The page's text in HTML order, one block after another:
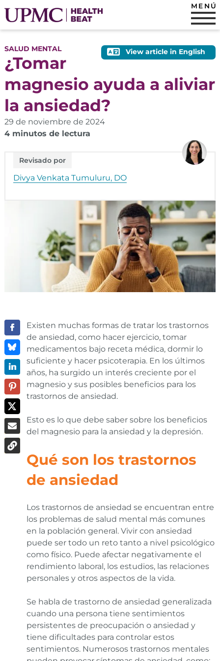
MENÚ
View article in English
SALUD MENTAL
¿Tomar
magnesio ayuda a aliviar
la ansiedad?
29 de noviembre de 2024
4 minutos de lectura
Revisado por
Divya Venkata Tumuluru, DO
Existen muchas formas de tratar los trastornos
de ansiedad, como hacer ejercicio, tomar
medicamentos bajo receta médica, dormir lo
suficiente y hacer psicoterapia. En los últimos
años, ha surgido un interés creciente por el
magnesio y sus posibles beneficios para los
trastornos de ansiedad.
Esto es lo que debe saber sobre los beneficios
del magnesio para la ansiedad y la depresión.
Qué son los trastornos
de ansiedad
Los trastornos de ansiedad se encuentran entre
los problemas de salud mental más comunes
en la población general. Vivir con ansiedad
puede ser todo un reto tanto a nivel psicológico
como físico. Puede afectar negativamente el
rendimiento laboral, los estudios, las relaciones
personales y otros aspectos de la vida.
Se habla de trastorno de ansiedad generalizada
cuando una persona tiene sentimientos
persistentes de preocupación o ansiedad y
tiene dificultades para controlar estos
sentimientos. Numerosos trastornos mentales